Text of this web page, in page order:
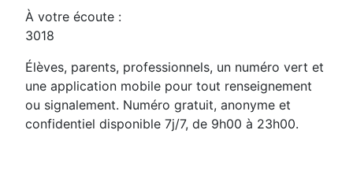
À votre écoute :
3018
Élèves, parents, professionnels, un numéro vert et
une application mobile pour tout renseignement
ou signalement. Numéro gratuit, anonyme et
confidentiel disponible 7j/7, de 9h00 à 23h00.